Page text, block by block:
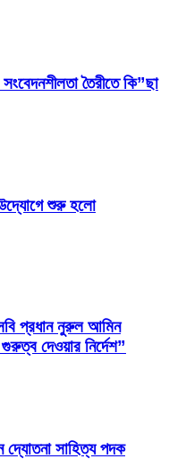
সংবেদনশীলতা তৈরীতে কি”ছা
উদ্যোগে শুরু হলো
প্রধান নুরুল আমিন
গুরুত্ব দেওয়ার নির্দেশ”
দ্যোতনা সাহিত্য পদক